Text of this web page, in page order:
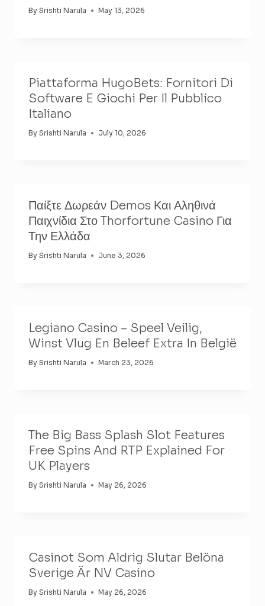
By Srishti Narula May 13, 2026
Piattaforma HugoBets: Fornitori Di
Software E Giochi Per Il Pubblico
Italiano
By Srishti Narula July 10, 2026
Παίξτε Δωρεάν Demos Και Αληθινά
Παιχνίδια Στο Thorfortune Casino Για
Την Ελλάδα
By Srishti Narula June 3, 2026
Legiano Casino – Speel Veilig,
Winst Vlug En Beleef Extra In België
By Srishti Narula March 23, 2026
The Big Bass Splash Slot Features
Free Spins And RTP Explained For
UK Players
By Srishti Narula May 26, 2026
Casinot Som Aldrig Slutar Belöna
Sverige Är NV Casino
By Srishti Narula May 26, 2026